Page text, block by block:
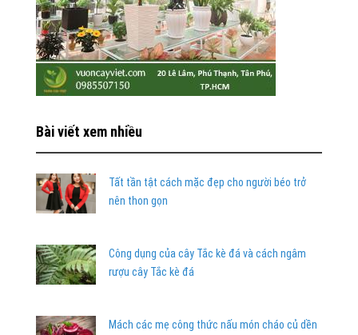
Bài viết xem nhiều
Tất tần tật cách mặc đẹp cho người béo trở
nên thon gọn
Công dụng của cây Tắc kè đá và cách ngâm
rượu cây Tắc kè đá
Mách các mẹ công thức nấu món cháo củ dền